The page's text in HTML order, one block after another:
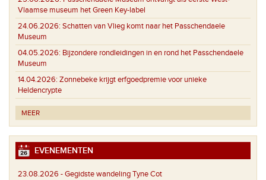
Vlaamse museum het Green Key-label
24.06.2026: Schatten van Vlieg komt naar het Passchendaele
Museum
04.05.2026: Bijzondere rondleidingen in en rond het Passchendaele
Museum
14.04.2026: Zonnebeke krijgt erfgoedpremie voor unieke
Heldencrypte
MEER
EVENEMENTEN
23.08.2026 -Gegidste wandeling Tyne Cot